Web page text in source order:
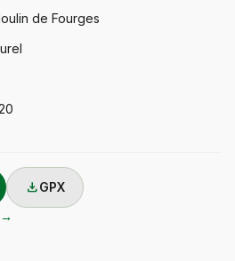
de Fourges
downloadGPX